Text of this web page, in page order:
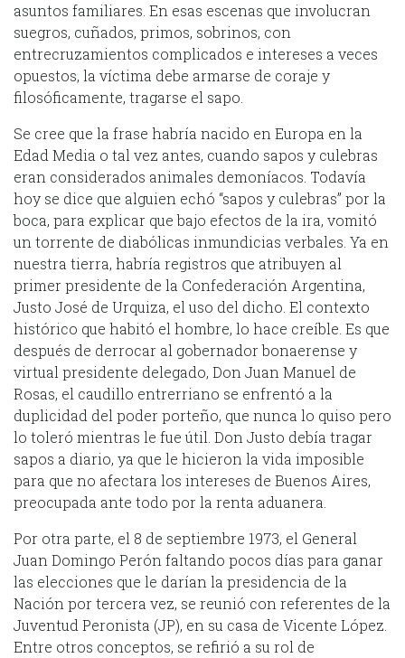
asuntos familiares. En esas escenas que involucran
suegros, cuñados, primos, sobrinos, con
entrecruzamientos complicados e intereses a veces
opuestos, la víctima debe armarse de coraje y
filosóficamente, tragarse el sapo.
Se cree que la frase habría nacido en Europa en la
Edad Media o tal vez antes, cuando sapos y culebras
eran considerados animales demoníacos. Todavía
hoy se dice que alguien echó “sapos y culebras” por la
boca, para explicar que bajo efectos de la ira, vomitó
un torrente de diabólicas inmundicias verbales. Ya en
nuestra tierra, habría registros que atribuyen al
primer presidente de la Confederación Argentina,
Justo José de Urquiza, el uso del dicho. El contexto
histórico que habitó el hombre, lo hace creíble. Es que
después de derrocar al gobernador bonaerense y
virtual presidente delegado, Don Juan Manuel de
Rosas, el caudillo entrerriano se enfrentó a la
duplicidad del poder porteño, que nunca lo quiso pero
lo toleró mientras le fue útil. Don Justo debía tragar
sapos a diario, ya que le hicieron la vida imposible
para que no afectara los intereses de Buenos Aires,
preocupada ante todo por la renta aduanera.
Por otra parte, el 8 de septiembre 1973, el General
Juan Domingo Perón faltando pocos días para ganar
las elecciones que le darían la presidencia de la
Nación por tercera vez, se reunió con referentes de la
Juventud Peronista (JP), en su casa de Vicente López.
Entre otros conceptos, se refirió a su rol de